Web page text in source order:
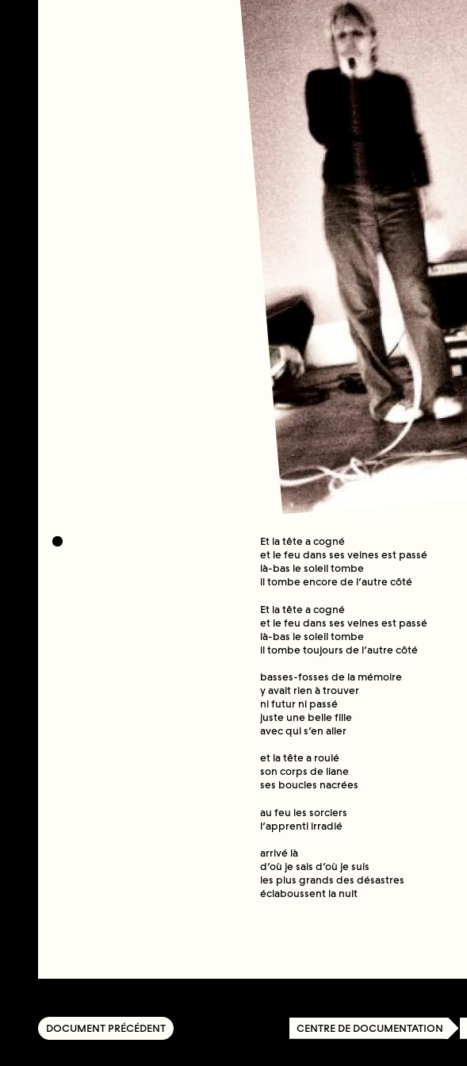
Et la tête a cogné
et le feu dans ses veines est passé
là-bas le soleil tombe
il tombe encore de l’autre côté
Et la tête a cogné
et le feu dans ses veines est passé
là-bas le soleil tombe
il tombe toujours de l’autre côté
basses-fosses de la mémoire
y avait rien à trouver
ni futur ni passé
juste une belle fille
avec qui s’en aller
et la tête a roulé
son corps de liane
ses boucles nacrées
au feu les sorciers
l’apprenti irradié
arrivé là
d’où je sais d’où je suis
les plus grands des désastres
éclaboussent la nuit
DOCUMENT PRÉCÉDENT CENTRE DE DOCUMENTATION